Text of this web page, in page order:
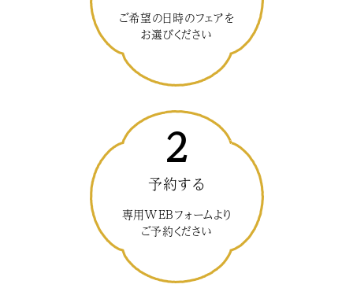
ご希望の日時のフェアを
お選びください
2
予約する
専用WEBフォームより
ご予約ください